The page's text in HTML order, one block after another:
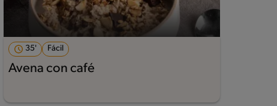
35' Fácil
Avena con café